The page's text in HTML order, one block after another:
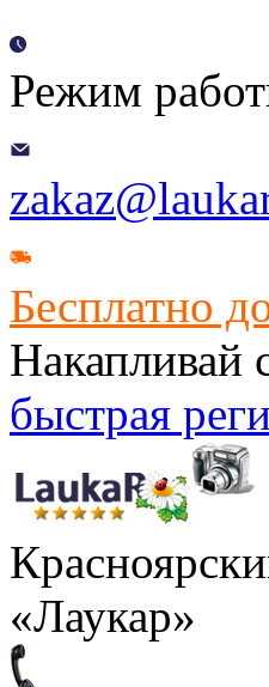
Режим
Бесплатно
Накапливай
быстрая
«Лаукар»